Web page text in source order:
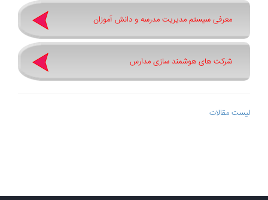
معرفی سیستم مدیریت مدرسه و دانش آموزان
شرکت های هوشمند سازی مدارس
لیست مقالات